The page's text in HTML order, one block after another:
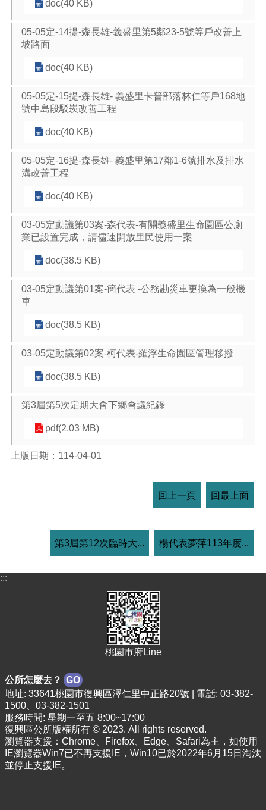
doc(40 KB)
05-05定-14提-森長雄-義盛里第5鄰23-5號等戶改善上
坡路面
doc(40 KB)
05-05定-15提-森長雄- 義盛里卡普部落林仁等戶168地
號中島段駁崁改善工程
doc(40 KB)
05-05定-16提-森長雄- 義盛里第17鄰1-6號排水及排水
溝改善工程
doc(40 KB)
03-05定動議第03案-森代表-有關義盛里生命園區公廁
業已設置完成，請儘速開放里民使用一案
doc(38.5 KB)
03-05定動議第01案-簡代表 -公務勘災車更換為一般機
車
doc(38.5 KB)
03-05定動議第02案-柯代表-羅浮生命園區管理移撥
doc(38.5 KB)
第3屆第5次定期大會下鄉會議紀錄
pdf(2.03 MB)
上版日期：114-04-01
回上一頁 回最上面
第3屆第12次臨時大... 楊代表夢萍113年度...
:::
桃園市府Line
公所怎麼去？ GO
地址: 33641桃園市復興區澤仁里中正路20號 | 電話: 03-382-
1500、03-382-1501
服務時間: 星期一至五 8:00~17:00
復興區公所版權所有 © 2023. All rights reserved.
瀏覽器支援：Chrome、Firefox、Edge、Safari為主，如使用
IE瀏覽器Win7已不再支援IE，Win10已於2022年6月15日淘汰
並停止支援IE。